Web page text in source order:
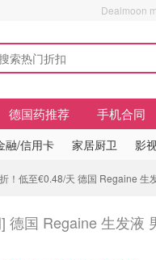
Dealmoon
德国药推荐 手机合同
融/信用卡 家居厨卫 影
！低至€0.48/天 德国 Regaine 生
德国 Regaine 生发液